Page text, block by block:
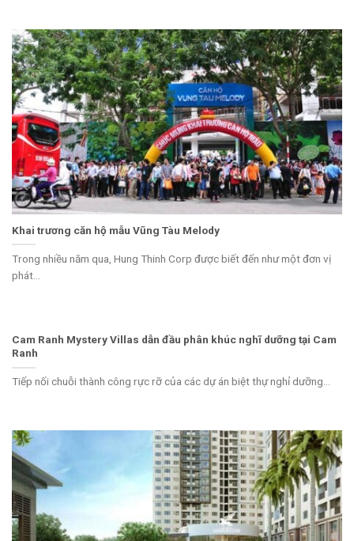
Khai trương căn hộ mẫu Vũng Tàu Melody
Trong nhiều năm qua, Hung Thinh Corp được biết đến như một đơn vị
phát...
Cam Ranh Mystery Villas dẫn đầu phân khúc nghĩ dưỡng tại Cam
Ranh
Tiếp nối chuỗi thành công rực rỡ của các dự án biệt thự nghỉ dưỡng...